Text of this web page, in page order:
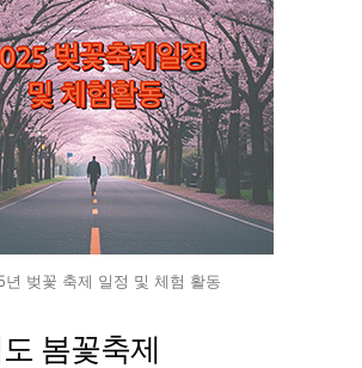
년 벚꽃 축제 일정 및 체험 활동
봄꽃축제